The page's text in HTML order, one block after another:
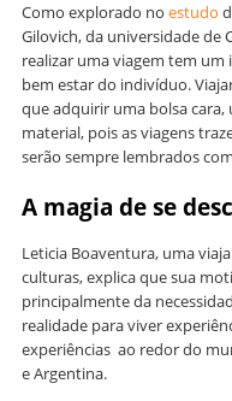
Como explorado no estudo
Gilovich, da universidade de
realizar uma viagem tem
bem estar do indivíduo.
que adquirir uma bolsa
material, pois as viagens
serão sempre lembrados
A magia de se
Leticia Boaventura, uma
culturas, explica que sua
principalmente da
realidade para viver
experiências ao redor do
e Argentina.